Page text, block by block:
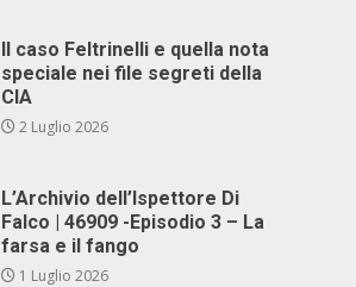
Il caso Feltrinelli e quella nota
speciale nei file segreti della
CIA
2 Luglio 2026
L’Archivio dell’Ispettore Di
Falco | 46909 -Episodio 3 – La
farsa e il fango
1 Luglio 2026